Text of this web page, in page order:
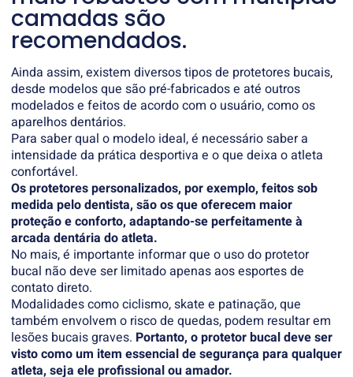
camadas são
recomendados.
Ainda assim, existem diversos tipos de protetores bucais,
desde modelos que são pré-fabricados e até outros
modelados e feitos de acordo com o usuário, como os
aparelhos dentários.
Para saber qual o modelo ideal, é necessário saber a
intensidade da prática desportiva e o que deixa o atleta
confortável.
Os protetores personalizados, por exemplo, feitos sob
medida pelo dentista, são os que oferecem maior
proteção e conforto, adaptando-se perfeitamente à
arcada dentária do atleta.
No mais, é importante informar que o uso do protetor
bucal não deve ser limitado apenas aos esportes de
contato direto.
Modalidades como ciclismo, skate e patinação, que
também envolvem o risco de quedas, podem resultar em
lesões bucais graves. Portanto, o protetor bucal deve ser
visto como um item essencial de segurança para qualquer
atleta, seja ele profissional ou amador.